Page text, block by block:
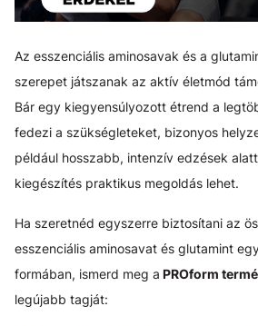
Az esszenciális aminosavak és a
szerepet játszanak az aktív életmód
Bár egy kiegyensúlyozott étrend a
fedezi a szükségleteket, bizonyos
például hosszabb, intenzív edzések
kiegészítés praktikus megoldás lehet.
Ha szeretnéd egyszerre biztosítani az
esszenciális aminosavat és glutamint
formában, ismerd meg a PROform
legújabb tagját: